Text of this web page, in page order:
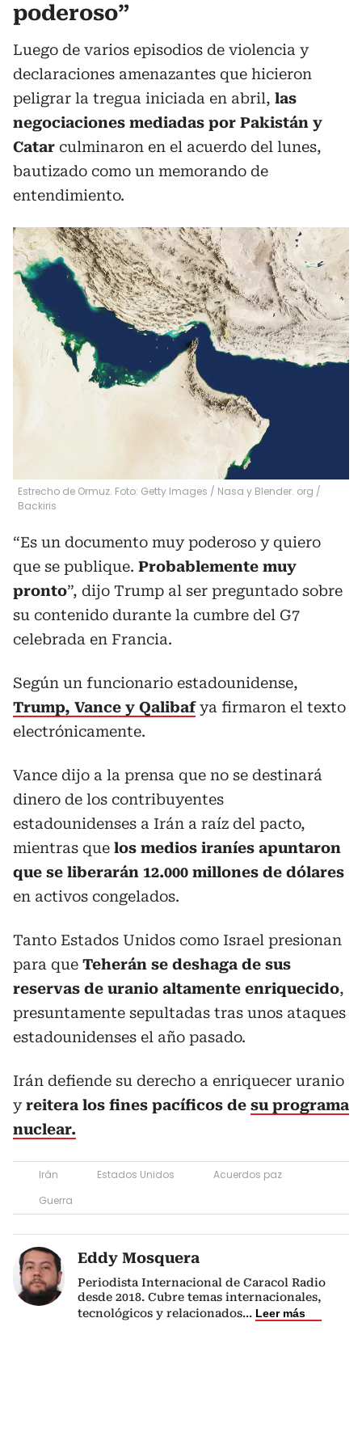
poderoso”
Luego de varios episodios de violencia y
declaraciones amenazantes que hicieron
peligrar la tregua iniciada en abril, las
negociaciones mediadas por Pakistán y
Catar culminaron en el acuerdo del lunes,
bautizado como un memorando de
entendimiento.
Estrecho de Ormuz. Foto: Getty Images / Nasa y Blender. org /
Backiris
“Es un documento muy poderoso y quiero
que se publique. Probablemente muy
pronto”, dijo Trump al ser preguntado sobre
su contenido durante la cumbre del G7
celebrada en Francia.
Según un funcionario estadounidense,
Trump, Vance y Qalibaf ya firmaron el texto
electrónicamente.
Vance dijo a la prensa que no se destinará
dinero de los contribuyentes
estadounidenses a Irán a raíz del pacto,
mientras que los medios iraníes apuntaron
que se liberarán 12.000 millones de dólares
en activos congelados.
Tanto Estados Unidos como Israel presionan
para que Teherán se deshaga de sus
reservas de uranio altamente enriquecido,
presuntamente sepultadas tras unos ataques
estadounidenses el año pasado.
Irán defiende su derecho a enriquecer uranio
yreitera los fines pacíficos de su programa
nuclear.
Irán Estados Unidos
Acuerdos paz
Guerra
Eddy Mosquera
Periodista Internacional de Caracol Radio
desde 2018. Cubre temas internacionales,
tecnológicos y relacionados... Leer más